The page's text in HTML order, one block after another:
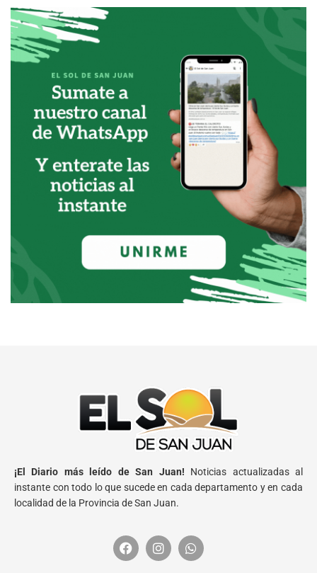
¡El Diario más leído de San Juan! Noticias actualizadas al
instante con todo lo que sucede en cada departamento y en cada
localidad de la Provincia de San Juan.